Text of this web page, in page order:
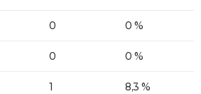
0 0 %
0 0 %
1 8,3 %